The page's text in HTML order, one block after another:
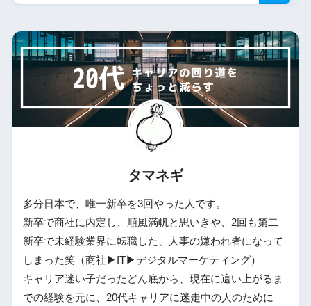
タマネギ
多分日本で、唯一新卒を3回やった人です。
新卒で商社に内定し、順風満帆と思いきや、2回も第二
新卒で未経験業界に転職した、人事の嫌われ者になって
しまった笑（商社▶︎IT▶︎デジタルマーケティング）
キャリア迷い子だったどん底から、現在に這い上がるま
での経験を元に、20代キャリアに迷走中の人のために